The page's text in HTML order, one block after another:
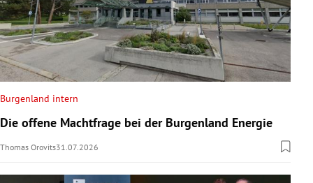
Burgenland intern
Die offene Machtfrage bei der Burgenland Energie
Thomas Orovits31.07.2026